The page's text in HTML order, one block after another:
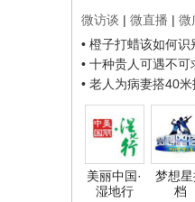
微访谈 | 微直播 | 微
• 橙子打蜡该如何识
• 十种贵人可遇不可
• 老人为病妻搭40
美丽中国·
湿地行
梦想星
档